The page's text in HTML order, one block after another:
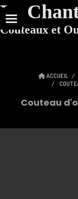
Le
Couteaux et
ACCUEIL
Couteau